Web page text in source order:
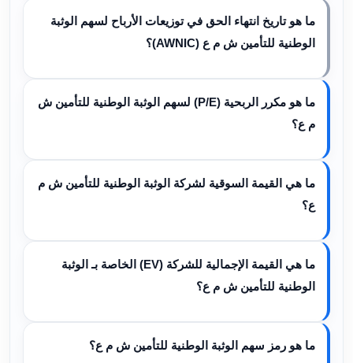
ما هو تاريخ انتهاء الحق في توزيعات الأرباح لسهم الوثبة
الوطنية للتأمين ش م ع (AWNIC)؟
ما هو مكرر الربحية (P/E) لسهم الوثبة الوطنية للتأمين ش
م ع؟
ما هي القيمة السوقية لشركة الوثبة الوطنية للتأمين ش م
ع؟
ما هي القيمة الإجمالية للشركة (EV) الخاصة بـ الوثبة
الوطنية للتأمين ش م ع؟
ما هو رمز سهم الوثبة الوطنية للتأمين ش م ع؟